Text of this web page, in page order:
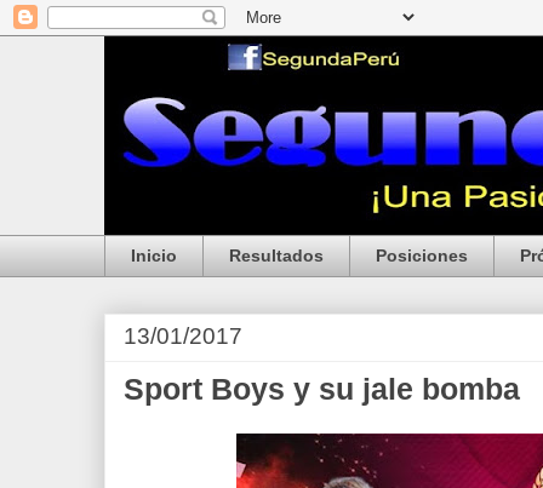
Inicio Resultados Posiciones
13/01/2017
Sport Boys y su jale bomba